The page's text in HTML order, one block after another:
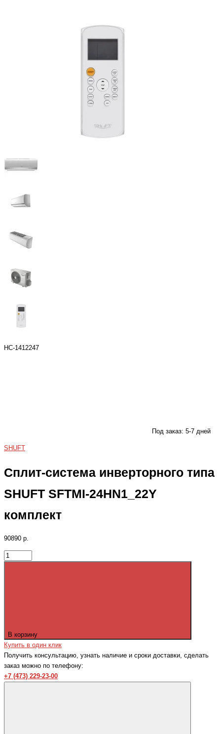
НС-1412247
Под заказ: 5-7 дней
SHUFT
Сплит-система инверторного типа
SHUFT SFTMI-24HN1_22Y
комплект
90890 р.
В корзину
Купить в один клик
Получить консультацию, узнать наличие и сроки доставки, сделать
заказ можно по телефону:
+7 (473) 229-23-00